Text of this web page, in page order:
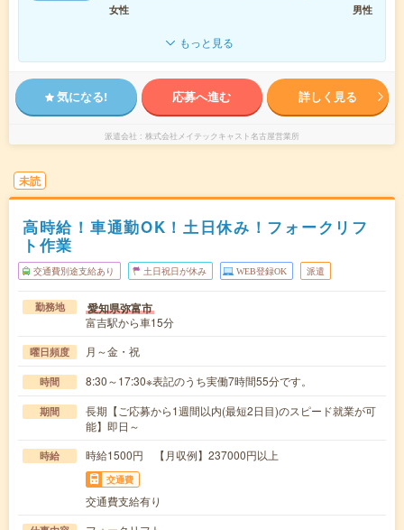
女性
男性
もっと見る
気になる! 応募へ進む 詳しく見る
派遣会社 株式会社メイテックキャスト名古屋営業所
未読
高時給！車通勤OK！土日休み！フォークリフ
ト作業
交通費別途支給あり 土日祝日が休み WEB登録OK 派遣
勤務地 愛知県弥富市
富吉駅から車15分
曜日頻度 月～金・祝
時間 8:30～17:30※表記のうち実働7時間55分です。
期間
長期【ご応募から1週間以内(最短2日目)のスピード就業が可
能】即日～
時給 時給1500円 【月収例】237000円以上
交通費
交通費支給有り